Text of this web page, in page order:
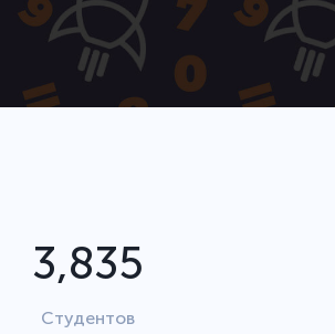
4,629
Студентов